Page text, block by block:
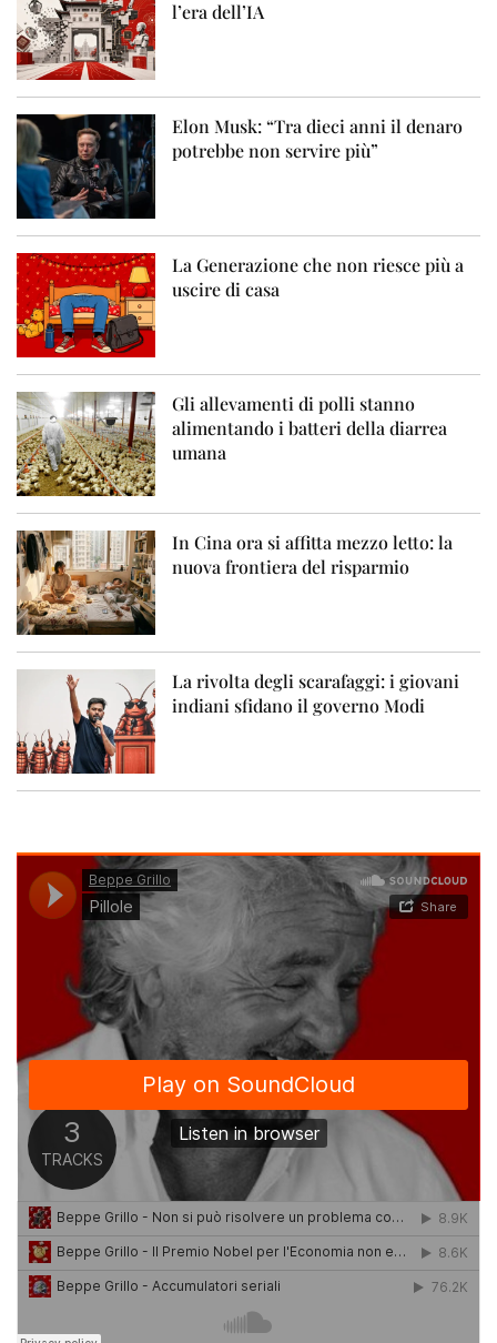
l’era dell’IA
Elon Musk: “Tra dieci anni il denaro
potrebbe non servire più”
La Generazione che non riesce più a
uscire di casa
Gli allevamenti di polli stanno
alimentando i batteri della diarrea
umana
In Cina ora si affitta mezzo letto: la
nuova frontiera del risparmio
La rivolta degli scarafaggi: i giovani
indiani sfidano il governo Modi